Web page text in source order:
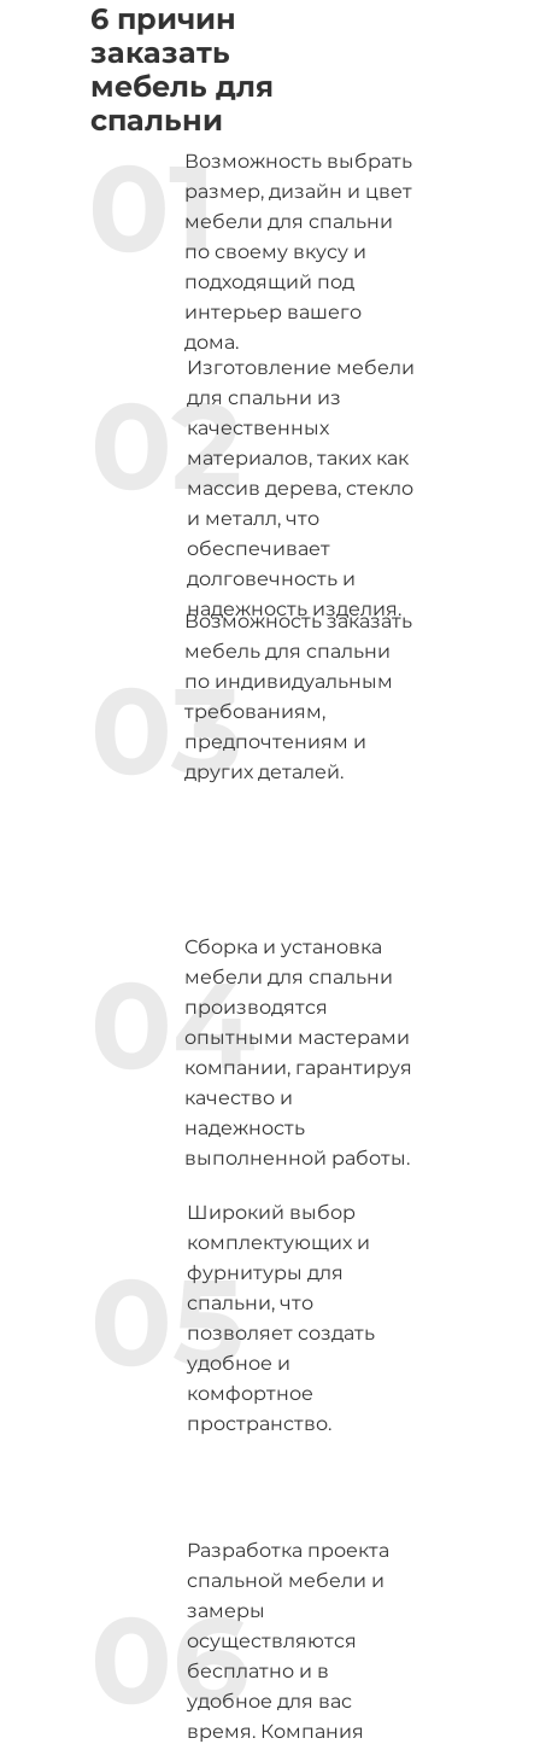
6 причин
заказать
мебель для
спальни
Возможность выбрать
размер, дизайн и цвет
мебели для спальни
по своему вкусу и
подходящий под
интерьер вашего
дома.
Изготовление мебели
для спальни из
качественных
материалов, таких как
массив дерева, стекло
и металл, что
обеспечивает
долговечность и
надежность изделия.
Возможность заказать
мебель для спальни
по индивидуальным
требованиям,
предпочтениям и
других деталей.
Сборка и установка
мебели для спальни
производятся
опытными мастерами
компании, гарантируя
качество и
надежность
выполненной работы.
Широкий выбор
комплектующих и
фурнитуры для
спальни, что
позволяет создать
удобное и
комфортное
пространство.
Разработка проекта
спальной мебели и
замеры
осуществляются
бесплатно и в
удобное для вас
время. Компания
01
02
03
04
05
06